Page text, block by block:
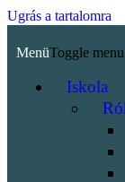
Ugrás a tartalomra
MenüToggle
Iskola